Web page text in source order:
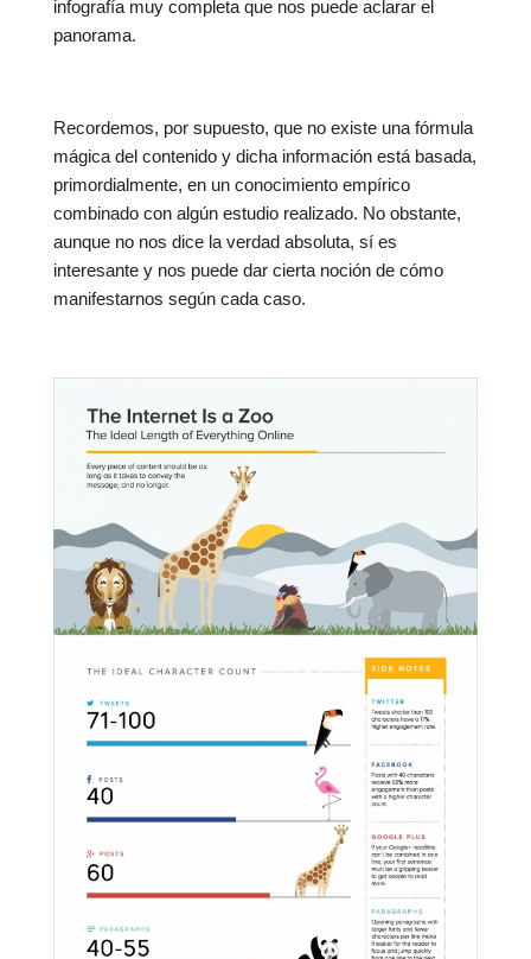
infografía muy completa que nos puede aclarar el
panorama.
Recordemos, por supuesto, que no existe una fórmula
mágica del contenido y dicha información está basada,
primordialmente, en un conocimiento empírico
combinado con algún estudio realizado. No obstante,
aunque no nos dice la verdad absoluta, sí es
interesante y nos puede dar cierta noción de cómo
manifestarnos según cada caso.